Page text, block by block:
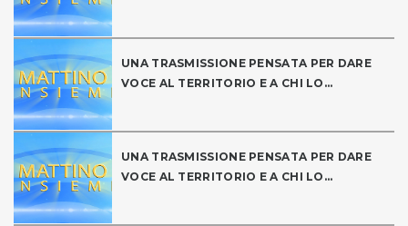
UNA TRASMISSIONE PENSATA PER DARE
VOCE AL TERRITORIO E A CHI LO...
UNA TRASMISSIONE PENSATA PER DARE
VOCE AL TERRITORIO E A CHI LO...